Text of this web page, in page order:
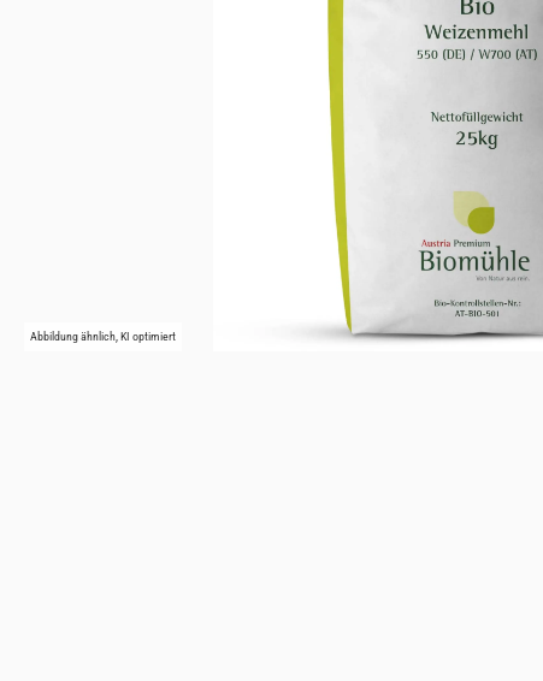
Abbildung ähnlich, KI optimiert